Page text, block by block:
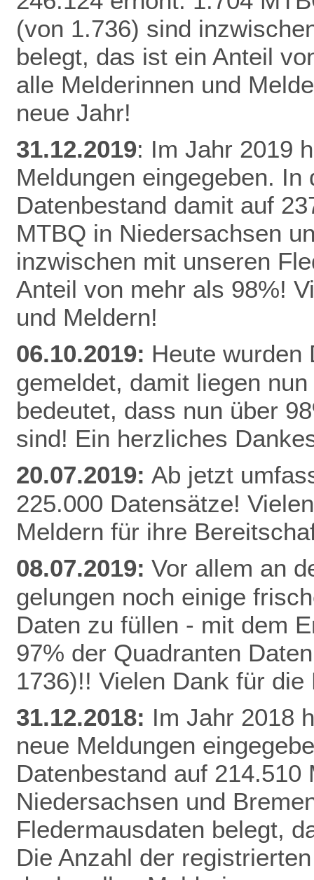
(von 1.736) sind
belegt, das ist ein Anteil
alle Melderinnen und
neue Jahr!
31.12.2019: Im Jahr 2019
Meldungen eingegeben.
Datenbestand damit auf
MTBQ in Niedersachsen
inzwischen mit unseren
Anteil von mehr als 98%!
und Meldern!
06.10.2019: Heute wurden
gemeldet, damit liegen
bedeutet, dass nun über
sind! Ein herzliches
20.07.2019: Ab jetzt
225.000 Datensätze!
Meldern für ihre
08.07.2019: Vor allem an
gelungen noch einige
Daten zu füllen - mit dem
97% der Quadranten
1736)!! Vielen Dank für die
31.12.2018: Im Jahr 2018
neue Meldungen
Datenbestand auf
Niedersachsen und
Fledermausdaten belegt,
Die Anzahl der